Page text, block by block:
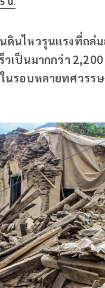
ดินไหวรุนแรงที่ถ
วเป็นมากกว่า
นรอบหลายทศวรรษ